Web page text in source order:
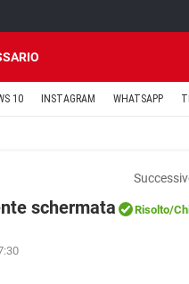
10 INSTAGRAM WHATSAPP
schermata Risolto/